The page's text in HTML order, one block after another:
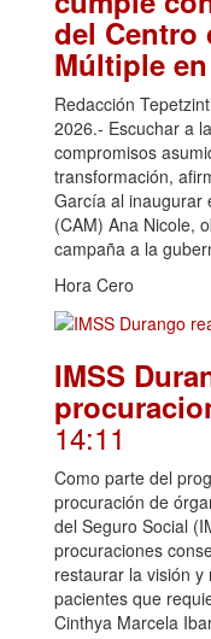
del Centro
Múltiple
Redacción
2026.- Escuchar a
compromisos
transformación,
García al inaugurar
(CAM) Ana Nicole,
campaña a la
Hora Cero
IMSS
14:11
Como parte del
procuración de
del Seguro Social
procuraciones
restaurar la visión
pacientes que
Cinthya Marcela